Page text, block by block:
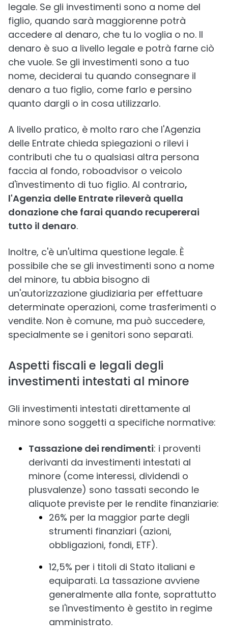
legale. Se gli investimenti sono a nome del
figlio, quando sarà maggiorenne potrà
accedere al denaro, che tu lo voglia o no. Il
denaro è suo a livello legale e potrà farne ciò
che vuole. Se gli investimenti sono a tuo
nome, deciderai tu quando consegnare il
denaro a tuo figlio, come farlo e persino
quanto dargli o in cosa utilizzarlo.
A livello pratico, è molto raro che l'Agenzia
delle Entrate chieda spiegazioni o rilevi i
contributi che tu o qualsiasi altra persona
faccia al fondo, roboadvisor o veicolo
d'investimento di tuo figlio. Al contrario,
l'Agenzia delle Entrate rileverà quella
donazione che farai quando recupererai
tutto il denaro.
Inoltre, c'è un'ultima questione legale. È
possibile che se gli investimenti sono a nome
del minore, tu abbia bisogno di
un'autorizzazione giudiziaria per effettuare
determinate operazioni, come trasferimenti o
vendite. Non è comune, ma può succedere,
specialmente se i genitori sono separati.
Aspetti fiscali e legali degli
investimenti intestati al minore
Gli investimenti intestati direttamente al
minore sono soggetti a specifiche normative:
Tassazione dei rendimenti: i proventi
derivanti da investimenti intestati al
minore (come interessi, dividendi o
plusvalenze) sono tassati secondo le
aliquote previste per le rendite finanziarie:
26% per la maggior parte degli
strumenti finanziari (azioni,
obbligazioni, fondi, ETF).
12,5% per i titoli di Stato italiani e
equiparati. La tassazione avviene
generalmente alla fonte, soprattutto
se l'investimento è gestito in regime
amministrato.